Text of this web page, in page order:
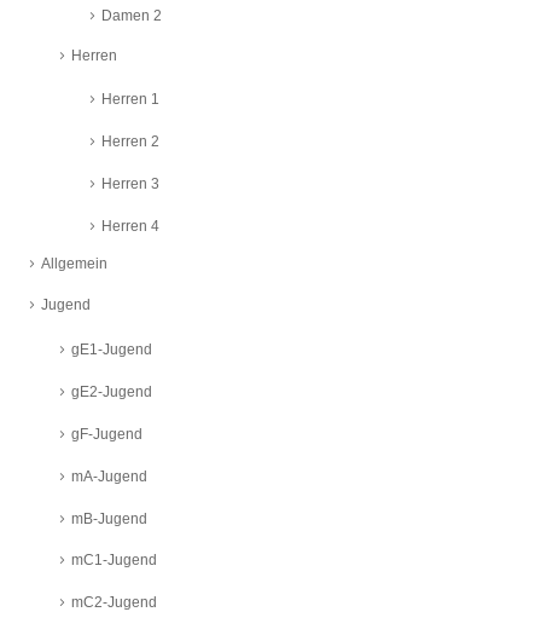
Damen 2
Herren
Herren 1
Herren 2
Herren 3
Herren 4
Allgemein
Jugend
gE1-Jugend
gE2-Jugend
gF-Jugend
mA-Jugend
mB-Jugend
mC1-Jugend
mC2-Jugend